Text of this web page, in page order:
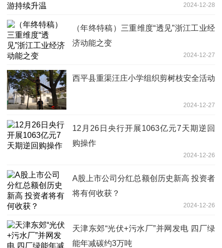
2024-12-28
（年终特稿）三重维度“透见”浙江工业经
济动能之变
2024-12-27
​西平县重渠汪庄小学组织剪树枝安全活动
2024-12-27
12月26日央行开展1063亿元7天期逆回
购操作
2024-12-26
A股上市公司分红总额创历史新高 投资者
将有何收获？
2024-12-26
天津东郊“光伏+污水厂”并网发电 四厂绿
能年减碳约3万吨